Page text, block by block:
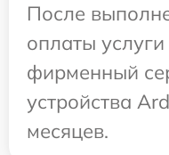
После
оплаты
фирменный
устройства
месяцев.